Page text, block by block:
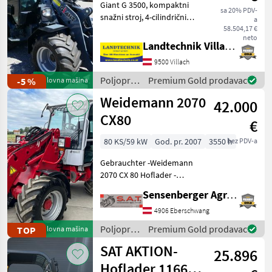
-5 % Polovna mašina
sa 20% PDV-
a
58.504,17 €
neto
Giant G 3500, kompaktni
snažni stroj, 4-cilindrični
kabina sa zračnim ovjesom,
grijanje i ventilacija, LED
paket rasvjete, radio, verzija
od 30
Landtechnik Villach GmbH
9500 Villach
Poljoprivredni
motorni
strojevi /
Giant
Premium Gold prodavac
TOP Polovna mašina
Weidemann 2070
CX80
42.000
€
bez PDV-a
80 KS/59 kW God. pr. 2007
3550 h
Gebrauchter -Weidemann
2070 CX 80 Hoflader -
Betriebsstunden -Kabine
mit Heizung -Klimaanlage -
Radio -hydraulische
Geräteverriegelung -Aufn
Sensenberger Agrar-Technik
4906 Eberschwang
Poljoprivredni
motorni
strojevi /
Weidemann
Premium Gold prodavac
SAT AKTION-
25.896